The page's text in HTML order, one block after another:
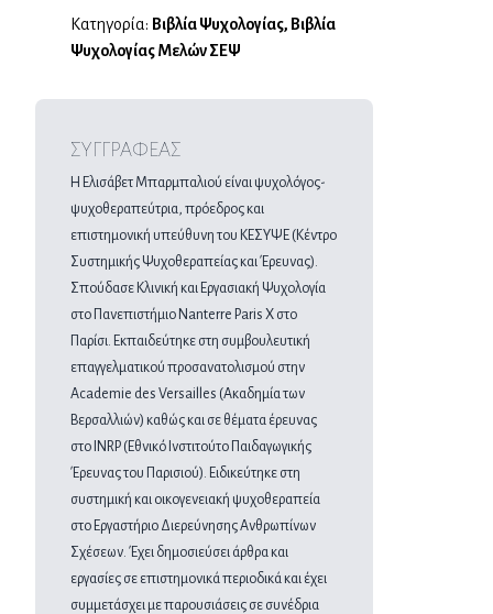
Κατηγορία: Βιβλία Ψυχολογίας, Βιβλία
Ψυχολογίας Μελών ΣΕΨ
ΣΥΓΓΡΑΦΕΑΣ
Η Ελισάβετ Μπαρμπαλιού είναι ψυχολόγος-
ψυχοθεραπεύτρια, πρόεδρος και
επιστημονική υπεύθυνη του ΚΕΣΥΨΕ (Κέντρο
Συστημικής Ψυχοθεραπείας και Έρευνας).
Σπούδασε Κλινική και Εργασιακή Ψυχολογία
στο Πανεπιστήμιο Nanterre Paris X στο
Παρίσι. Εκπαιδεύτηκε στη συμβουλευτική
επαγγελματικού προσανατολισμού στην
Academie des Versailles (Ακαδημία των
Βερσαλλιών) καθώς και σε θέματα έρευνας
στο INRP (Εθνικό Ινστιτούτο Παιδαγωγικής
Έρευνας του Παρισιού). Ειδικεύτηκε στη
συστημική και οικογενειακή ψυχοθεραπεία
στο Εργαστήριο Διερεύνησης Ανθρωπίνων
Σχέσεων. Έχει δημοσιεύσει άρθρα και
εργασίες σε επιστημονικά περιοδικά και έχει
συμμετάσχει με παρουσιάσεις σε συνέδρια